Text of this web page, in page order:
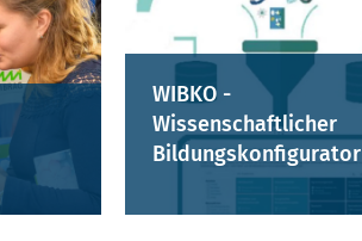
WIBKO -
Wissenschaftlicher
Bildungskonfigurator